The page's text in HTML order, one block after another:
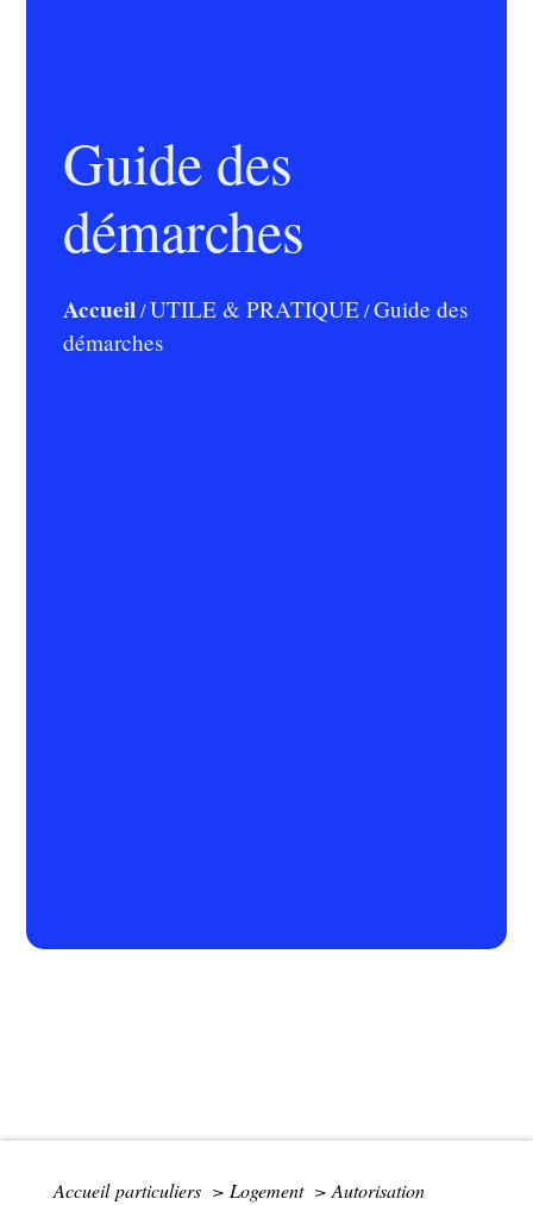
Guide des
démarches
Accueil/UTILE & PRATIQUE/Guide des
démarches
Accueil particuliers > Logement > Autorisation